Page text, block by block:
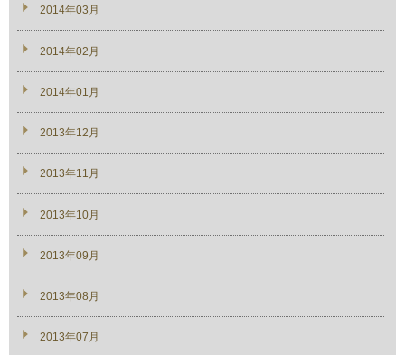
2014年03月
2014年02月
2014年01月
2013年12月
2013年11月
2013年10月
2013年09月
2013年08月
2013年07月